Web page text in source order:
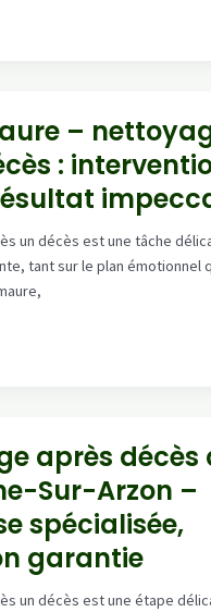
–
:
un décès est une tâche
tant sur le plan émotionnel
après décès
Sur-Arzon –
spécialisée,
garantie
un décès est une étape